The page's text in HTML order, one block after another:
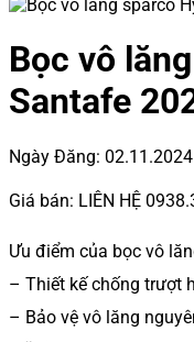
Bọc vô
Santafe
Ngày Đăng: 02.11.2024
Giá bán: LIÊN HỆ
Ưu điểm của bọc vô
– Thiết kế chống trượt
– Bảo vệ vô lăng